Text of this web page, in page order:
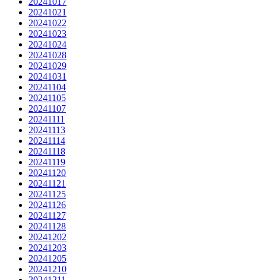
20241021
20241022
20241023
20241024
20241028
20241029
20241031
20241104
20241105
20241107
20241111
20241113
20241114
20241118
20241119
20241120
20241121
20241125
20241126
20241127
20241128
20241202
20241203
20241205
20241210